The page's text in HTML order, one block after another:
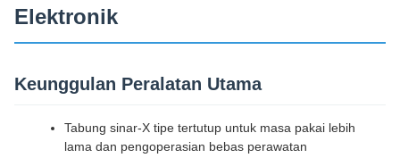
Elektronik
Keunggulan Peralatan Utama
Tabung sinar-X tipe tertutup untuk masa pakai lebih
lama dan pengoperasian bebas perawatan